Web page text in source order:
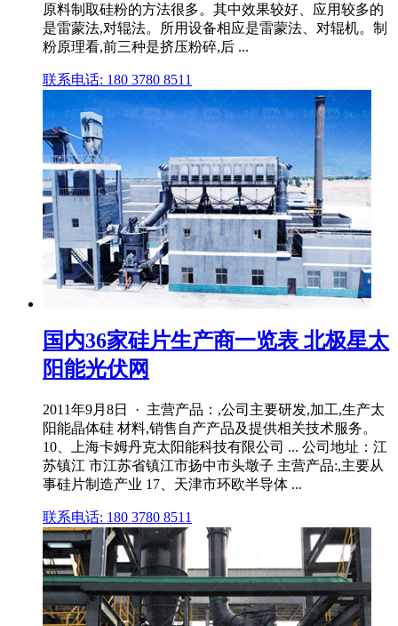
原料制取硅粉的方法很多。其中效果较好、应用较多的
是雷蒙法,对辊法。所用设备相应是雷蒙法、对辊机。制
粉原理看,前三种是挤压粉碎,后 ...
联系电话: 180 3780 8511
国内36家硅片生产商一览表 北极星太
阳能光伏网
2011年9月8日 · 主营产品：,公司主要研发,加工,生产太
阳能晶体硅 材料,销售自产产品及提供相关技术服务。
10、上海卡姆丹克太阳能科技有限公司 ... 公司地址：江
苏镇江 市江苏省镇江市扬中市头墩子 主营产品:,主要从
事硅片制造产业 17、天津市环欧半导体 ...
联系电话: 180 3780 8511